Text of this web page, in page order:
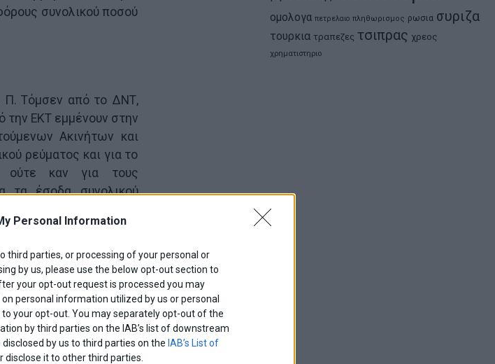
Personal Information
third parties, or processing of your personal or
by us, please use the below opt-out section to
your opt-out request is processed you may
personal information utilized by us or personal
your opt-out. You may separately opt-out of the
by third parties on the IAB’s list of downstream
by us to third parties on the IAB’s List of
it to other third parties.
συνολικού ποσού
Π. Τόμσεν από το ΔΝΤ,
την ΕΚΤ εμμένουν στην
Ακινήτων και
ρεύματος και για το
ούτε καν για τους
τα έσοδα συνολικού
το μέτρο αυτό σε
συμφωνεί και ο
μάλιστα να
πρωθυπουργό κ. Αντ.
της ΔΗΜ.ΑΡ. κ.κ. Ευ.
ομολογα πετρελαιο πληθωρισμος ρωσια συριζα
τουρκια τραπεζες τσιπρας χρεος
χρηματιστηριο